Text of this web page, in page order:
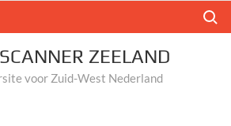
Zoek
ZEELAND
voor Zuid-West Nederland